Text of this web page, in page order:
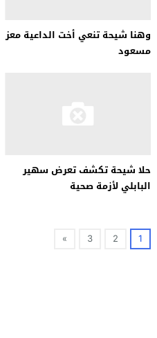
وهنا شيحة تنعي أخت الداعية معز
مسعود
حلا شيحة تكشف تعرض سهير
البابلي لأزمة صحية
1
2
3
»